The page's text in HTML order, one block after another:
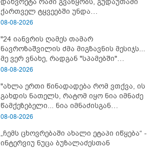
დახვრეტა რაში გვაწყობს, გუდაუთაში
ქართველ ტყვეებში უნდა
გადაგცვალოთ..."
08-08-2026
"24 იანვრის ღამეს თამარ
ნავროზაშვილის ძმა მიგზავნის მესიჯს...
მე ვერ ვნახე, რადგან "სპამებში"
ჩავარდა": რა მისწერა ნია იმნაძის ბიძამ
"სქრინს" აქვეყნებს
08-08-2026
"ახლა ერთი წინადადება რომ ვთქვა, ის
გახდის ნათელს, რატომ იყო ნია იმნაძე
წამქეზებელი... ნია იმნაძისგან
გამოსული ინფორმაციაა ეს" - რას
08-08-2026
„ჩემს ცხოვრებაში ახალი ეტაპი იწყება“ -
ინტერვიუ ნუცა ბუზალაძესთან